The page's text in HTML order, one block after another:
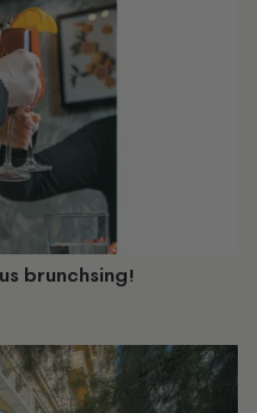
brunchsing!